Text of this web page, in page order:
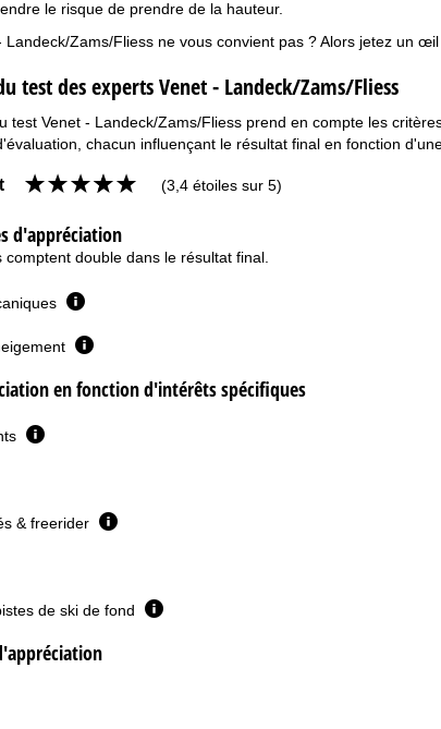
le risque de prendre de la hauteur.
Landeck/Zams/Fliess ne vous convient pas ? Alors jetez un œil
test des experts Venet - Landeck/Zams/Fliess
test Venet - Landeck/Zams/Fliess prend en compte les
chacun influençant le résultat final en fonction
(3,4 étoiles sur 5)
d'appréciation
double dans le résultat final.
en fonction d'intérêts spécifiques
& freerider
de ski de fond